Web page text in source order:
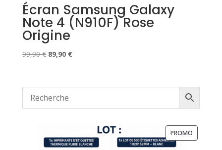
Écran Samsung Galaxy
Note 4 (N910F) Rose
Origine
99,90€ Le
était :
99,90 €.
89,90 €Le
est :
PROMO